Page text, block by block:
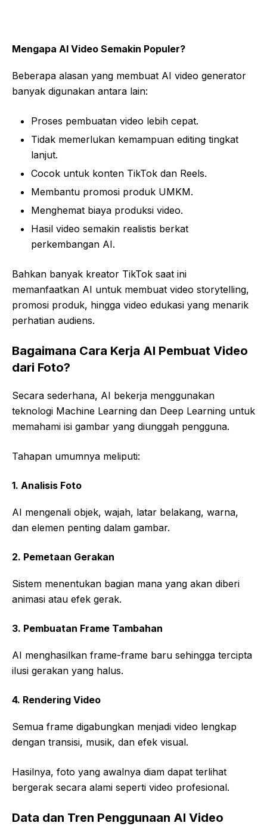
Mengapa AI Video Semakin Populer?
Beberapa alasan yang membuat AI video generator
banyak digunakan antara lain:
Proses pembuatan video lebih cepat.
Tidak memerlukan kemampuan editing tingkat
lanjut.
Cocok untuk konten TikTok dan Reels.
Membantu promosi produk UMKM.
Menghemat biaya produksi video.
Hasil video semakin realistis berkat
perkembangan AI.
Bahkan banyak kreator TikTok saat ini
memanfaatkan AI untuk membuat video storytelling,
promosi produk, hingga video edukasi yang menarik
perhatian audiens.
Bagaimana Cara Kerja AI Pembuat Video
dari Foto?
Secara sederhana, AI bekerja menggunakan
teknologi Machine Learning dan Deep Learning untuk
memahami isi gambar yang diunggah pengguna.
Tahapan umumnya meliputi:
1. Analisis Foto
AI mengenali objek, wajah, latar belakang, warna,
dan elemen penting dalam gambar.
2. Pemetaan Gerakan
Sistem menentukan bagian mana yang akan diberi
animasi atau efek gerak.
3. Pembuatan Frame Tambahan
AI menghasilkan frame-frame baru sehingga tercipta
ilusi gerakan yang halus.
4. Rendering Video
Semua frame digabungkan menjadi video lengkap
dengan transisi, musik, dan efek visual.
Hasilnya, foto yang awalnya diam dapat terlihat
bergerak secara alami seperti video profesional.
Data dan Tren Penggunaan AI Video